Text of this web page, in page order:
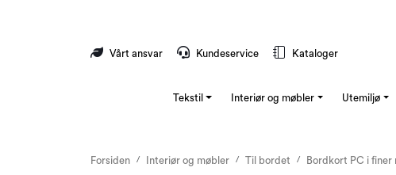
Vårt ansvar Kundeservice Kataloger
Tekstil Interiør og møbler Utemiljø
Forsiden Interiør og møbler Til bordet Bordkort PC i